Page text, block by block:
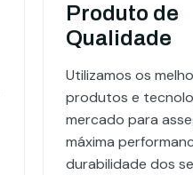
Produto de
Qualidade
Utilizamos os
produtos e
mercado para
máxima
durabilidade dos